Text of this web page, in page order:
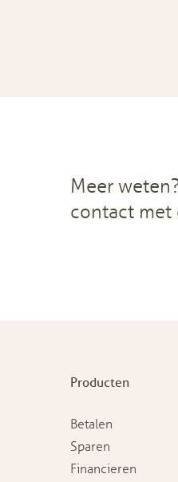
Meer
contact met
Producten
Betalen
Sparen
Financieren